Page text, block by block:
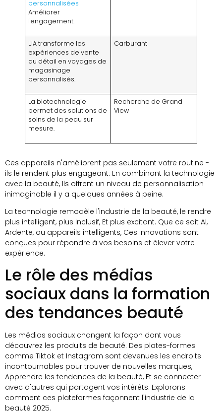
personnalisées
Améliorer
l'engagement.
L'IA transforme les
expériences de vente
au détail en voyages de
magasinage
personnalisés.
Carburant
La biotechnologie
permet des solutions de
soins de la peau sur
mesure.
Recherche de Grand
View
Ces appareils n'améliorent pas seulement votre routine -
ils le rendent plus engageant. En combinant la technologie
avec la beauté, Ils offrent un niveau de personnalisation
inimaginable il y a quelques années à peine.
La technologie remodèle l'industrie de la beauté, le rendre
plus intelligent, plus inclusif, Et plus excitant. Que ce soit AI,
Ardente, ou appareils intelligents, Ces innovations sont
conçues pour répondre à vos besoins et élever votre
expérience.
Le rôle des médias
sociaux dans la formation
des tendances beauté
Les médias sociaux changent la façon dont vous
découvrez les produits de beauté. Des plates-formes
comme Tiktok et Instagram sont devenues les endroits
incontournables pour trouver de nouvelles marques,
Apprendre les tendances de la beauté, Et se connecter
avec d'autres qui partagent vos intérêts. Explorons
comment ces plateformes façonnent l'industrie de la
beauté 2025.